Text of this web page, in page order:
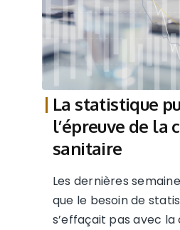
La statistique
l’épreuve de la
sanitaire
Les dernières
que le besoin de
s’effaçait pas avec la